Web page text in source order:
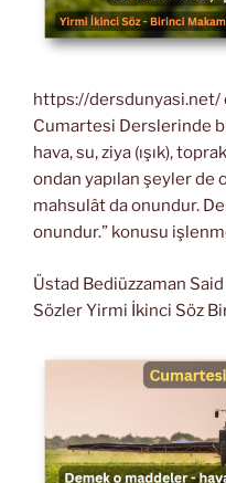
https://dersdunyasi.net/
Cumartesi Derslerinde
hava, su, ziya (ışık),
ondan yapılan şeyler de
mahsulât da onundur.
onundur.” konusu
Üstad Bediüzzaman
Sözler Yirmi İkinci Söz